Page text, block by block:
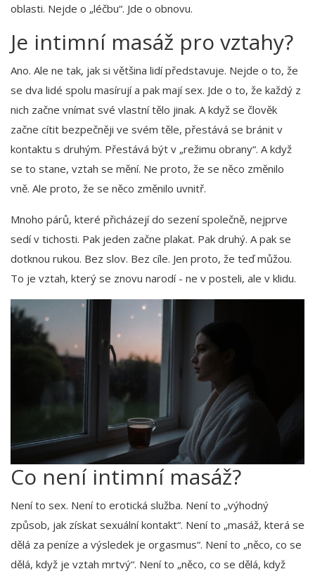
oblasti. Nejde o „léčbu“. Jde o obnovu.
Je intimní masáž pro vztahy?
Ano. Ale ne tak, jak si většina lidí představuje. Nejde o to, že
se dva lidé spolu masírují a pak mají sex. Jde o to, že každý z
nich začne vnímat své vlastní tělo jinak. A když se člověk
začne cítit bezpečněji ve svém těle, přestává se bránit v
kontaktu s druhým. Přestává být v „režimu obrany“. A když
se to stane, vztah se mění. Ne proto, že se něco změnilo
vně. Ale proto, že se něco změnilo uvnitř.
Mnoho párů, které přicházejí do sezení společně, nejprve
sedí v tichosti. Pak jeden začne plakat. Pak druhý. A pak se
dotknou rukou. Bez slov. Bez cíle. Jen proto, že teď můžou.
To je vztah, který se znovu narodí - ne v posteli, ale v klidu.
Co není intimní masáž?
Není to sex. Není to erotická služba. Není to „výhodný
způsob, jak získat sexuální kontakt“. Není to „masáž, která se
dělá za peníze a výsledek je orgasmus“. Není to „něco, co se
dělá, když je vztah mrtvý“. Není to „něco, co se dělá, když